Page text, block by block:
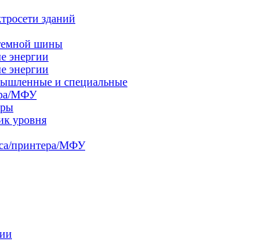
зданий
шины
энергии
энергии
и специальные
МФУ
уровня
принтера/МФУ